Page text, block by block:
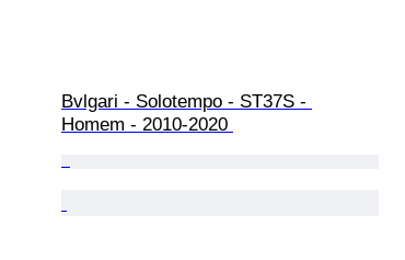
Bvlgari - Solotempo - ST37S -
Homem - 2010-2020